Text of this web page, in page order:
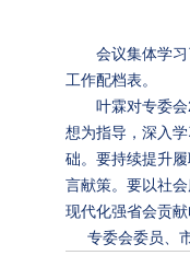
会议集体学
工作配档表。
叶霖对专委
想为指导，深入
础。要持续提升
言献策。要以社
现代化强省会贡献
专委会委员、市